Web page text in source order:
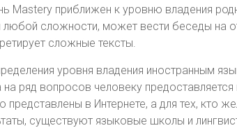
Mastery приближен к уровню владения
любой сложности, может вести беседы на
сложные тексты.
уровня владения иностранным
на ряд вопросов человеку
представлены в Интернете, а для тех, кто
существуют языковые школы и